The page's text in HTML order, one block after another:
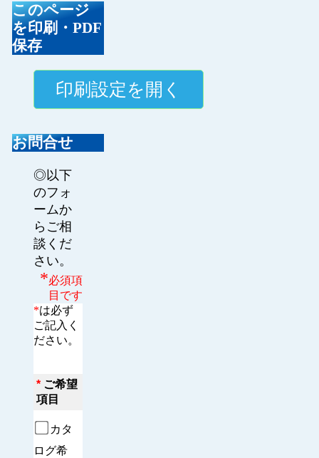
このページ
を印刷・PDF
保存
お問合せ
◎以下
のフォ
ームか
らご相
談くだ
さい。
*必須項
目です
*は必ず
ご記入く
ださい。
* ご希望
項目
カタ
ログ希